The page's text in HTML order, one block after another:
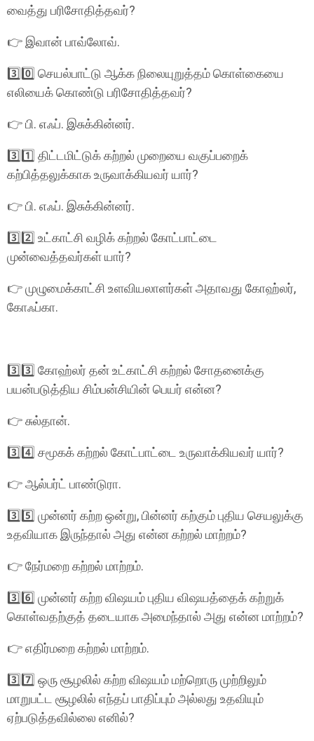
வைத்து பரிசோதித்தவர்?
👉 இவான் பாவ்லோவ்.
3️⃣0️⃣ செயல்பாட்டு ஆக்க நிலையுறுத்தம் கொள்கையை
எலியைக் கொண்டு பரிசோதித்தவர்?
👉 பி. எஃப். இசுக்கின்னர்.
3️⃣1️⃣ திட்டமிட்டுக் கற்றல் முறையை வகுப்பறைக்
கற்பித்தலுக்காக உருவாக்கியவர் யார்?
👉 பி. எஃப். இசுக்கின்னர்.
3️⃣2️⃣ உட்காட்சி வழிக் கற்றல் கோட்பாட்டை
முன்வைத்தவர்கள் யார்?
👉 முழுமைக்காட்சி உளவியலாளர்கள் அதாவது கோஹ்லர்,
கோஃப்கா.
3️⃣3️⃣ கோஹ்லர் தன் உட்காட்சி கற்றல் சோதனைக்கு
பயன்படுத்திய சிம்பன்சியின் பெயர் என்ன?
👉 சுல்தான்.
3️⃣4️⃣ சமூகக் கற்றல் கோட்பாட்டை உருவாக்கியவர் யார்?
👉 ஆல்பர்ட் பாண்டுரா.
3️⃣5️⃣ முன்னர் கற்ற ஒன்று, பின்னர் கற்கும் புதிய செயலுக்கு
உதவியாக இருந்தால் அது என்ன கற்றல் மாற்றம்?
👉 நேர்மறை கற்றல் மாற்றம்.
3️⃣6️⃣ முன்னர் கற்ற விஷயம் புதிய விஷயத்தைக் கற்றுக்
கொள்வதற்குத் தடையாக அமைந்தால் அது என்ன மாற்றம்?
👉 எதிர்மறை கற்றல் மாற்றம்.
3️⃣7️⃣ ஒரு சூழலில் கற்ற விஷயம் மற்றொரு முற்றிலும்
மாறுபட்ட சூழலில் எந்தப் பாதிப்பும் அல்லது உதவியும்
ஏற்படுத்தவில்லை எனில்?